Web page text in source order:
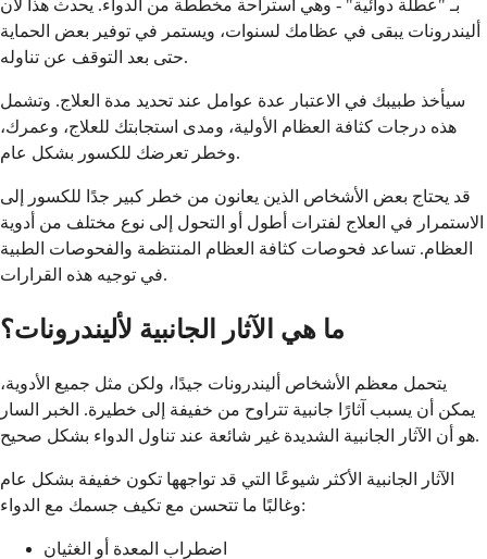
بـ "عطلة دوائية" - وهي استراحة مخططة من الدواء. يحدث هذا لأن
أليندرونات يبقى في عظامك لسنوات، ويستمر في توفير بعض الحماية
حتى بعد التوقف عن تناوله.
سيأخذ طبيبك في الاعتبار عدة عوامل عند تحديد مدة العلاج. وتشمل
هذه درجات كثافة العظام الأولية، ومدى استجابتك للعلاج، وعمرك،
وخطر تعرضك للكسور بشكل عام.
قد يحتاج بعض الأشخاص الذين يعانون من خطر كبير جدًا للكسور إلى
الاستمرار في العلاج لفترات أطول أو التحول إلى نوع مختلف من أدوية
العظام. تساعد فحوصات كثافة العظام المنتظمة والفحوصات الطبية
في توجيه هذه القرارات.
ما هي الآثار الجانبية لأليندرونات؟
يتحمل معظم الأشخاص أليندرونات جيدًا، ولكن مثل جميع الأدوية،
يمكن أن يسبب آثارًا جانبية تتراوح من خفيفة إلى خطيرة. الخبر السار
هو أن الآثار الجانبية الشديدة غير شائعة عند تناول الدواء بشكل صحيح.
الآثار الجانبية الأكثر شيوعًا التي قد تواجهها تكون خفيفة بشكل عام
وغالبًا ما تتحسن مع تكيف جسمك مع الدواء:
اضطراب المعدة أو الغثيان